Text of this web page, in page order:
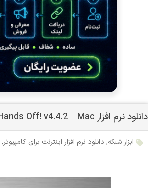
دانلود نرم افزار Hands Off! v4.4.2 – Mac
ابزار شبکه, دانلود نرم افزار اینترنت برای کامپیوتر,